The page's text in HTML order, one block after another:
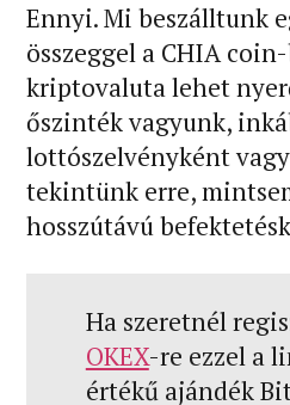
Ennyi. Mi beszálltunk
összeggel a CHIA
kriptovaluta lehet
őszinték vagyunk,
lottószelvényként
tekintünk erre,
hosszútávú
Ha szeretnél
OKEX-re ezzel a
értékű ajándék